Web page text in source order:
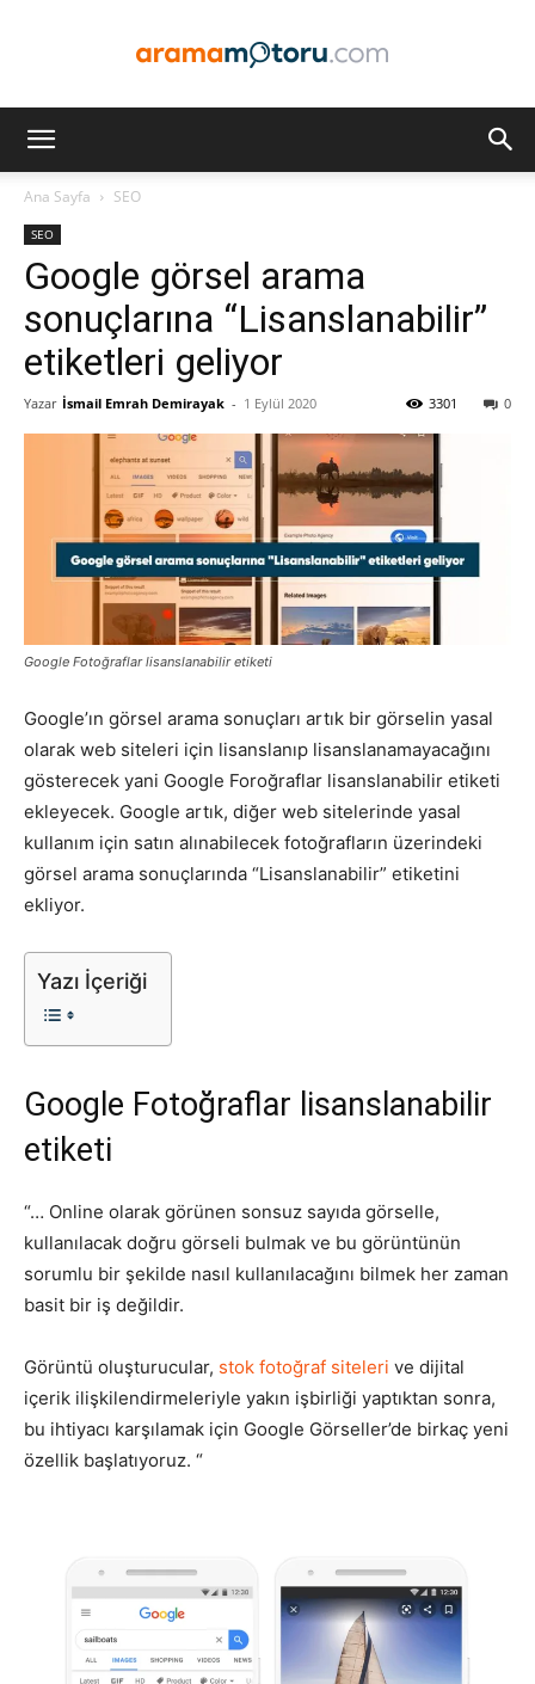
Optimizasyonu
ve
Pazarlaması
SEO,
Tasarım,
UI/UX
Ana Sayfa SEO
SEO
Google görsel arama
sonuçlarına “Lisanslanabilir”
etiketleri geliyor
Yazar İsmail Emrah Demirayak - 1 Eylül 2020 0
3301
Google Fotoğraflar lisanslanabilir etiketi
Google’ın görsel arama sonuçları artık bir görselin yasal
olarak web siteleri için lisanslanıp lisanslanamayacağını
gösterecek yani Google Foroğraflar lisanslanabilir etiketi
ekleyecek. Google artık, diğer web sitelerinde yasal
kullanım için satın alınabilecek fotoğrafların üzerindeki
görsel arama sonuçlarında “Lisanslanabilir” etiketini
ekliyor.
Yazı İçeriği
Google Fotoğraflar lisanslanabilir
etiketi
“… Online olarak görünen sonsuz sayıda görselle,
kullanılacak doğru görseli bulmak ve bu görüntünün
sorumlu bir şekilde nasıl kullanılacağını bilmek her zaman
basit bir iş değildir.
Görüntü oluşturucular, stok fotoğraf siteleri ve dijital
içerik ilişkilendirmeleriyle yakın işbirliği yaptıktan sonra,
bu ihtiyacı karşılamak için Google Görseller’de birkaç yeni
özellik başlatıyoruz. “